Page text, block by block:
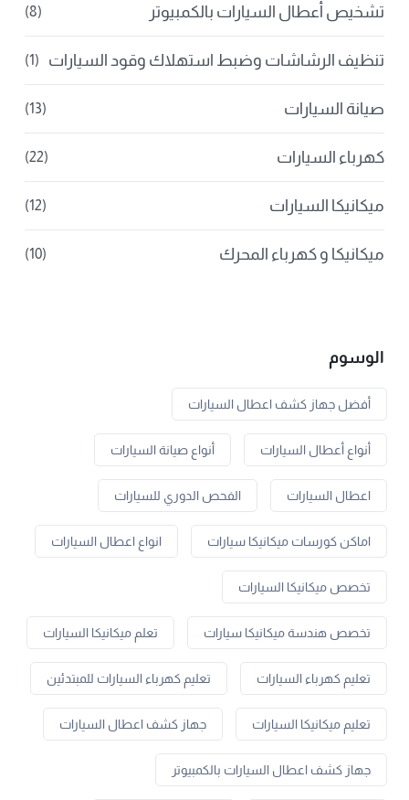
تشخيص أعطال السيارات بالكمبيوتر (8)
تنظيف الرشاشات وضبط استهلاك وقود السيارات (1)
صيانة السيارات (13)
كهرباء السيارات (22)
ميكانيكا السيارات (12)
ميكانيكا و كهرباء المحرك (10)
الوسوم
أفضل جهاز كشف اعطال السيارات
أنواع أعطال السيارات أنواع صيانة السيارات
اعطال السيارات الفحص الدوري للسيارات
اماكن كورسات ميكانيكا سيارات انواع اعطال السيارات
تخصص ميكانيكا السيارات
تخصص هندسة ميكانيكا سيارات تعلم ميكانيكا السيارات
تعليم كهرباء السيارات تعليم كهرباء السيارات للمبتدئين
تعليم ميكانيكا السيارات جهاز كشف اعطال السيارات
جهاز كشف اعطال السيارات بالكمبيوتر